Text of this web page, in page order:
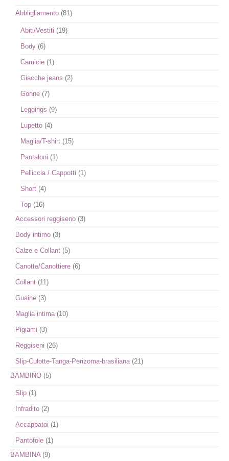
Abbligliamento (81)
Abiti/Vestiti (19)
Body (6)
Camicie (1)
Giacche jeans (2)
Gonne (7)
Leggings (9)
Lupetto (4)
Maglia/T-shirt (15)
Pantaloni (1)
Pelliccia / Cappotti (1)
Short (4)
Top (16)
Accessori reggiseno (3)
Body intimo (3)
Calze e Collant (5)
Canotte/Canottiere (6)
Collant (11)
Guaine (3)
Maglia intima (10)
Pigiami (3)
Reggiseni (26)
Slip-Culotte-Tanga-Perizoma-brasiliana (21)
BAMBINO (5)
Slip (1)
Infradito (2)
Accappatoi (1)
Pantofole (1)
BAMBINA (9)